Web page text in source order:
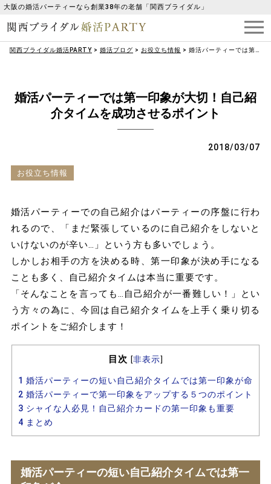
大阪の婚活パーティーなら創業38年の老舗「関西ブライダル」
関西ブライダル婚活PARTY > 婚活ブログ > お役立ち情報 > 婚活パーティーでは第一印象が大切！自己紹介タイムを成功させるポイント
婚活パーティーでは第一印象が大切！自己紹
介タイムを成功させるポイント
お役立ち情報
2018/03/07
婚活パーティーでの自己紹介はパーティーの序盤に行わ
れるので、「まだ緊張しているのに自己紹介をしないと
いけないのが辛い…」という方も多いでしょう。
しかしお相手の方を決める時、第一印象が決め手になる
ことも多く、自己紹介タイムは本当に重要です。
「そんなことを言っても…自己紹介が一番難しい！」とい
う方々の為に、今回は自己紹介タイムを上手く乗り切る
ポイントをご紹介します！
目次 [非表示]
1 婚活パーティーの短い自己紹介タイムでは第一印象が命
2 婚活パーティーで第一印象をアップする５つのポイント
3 シャイな人必見！自己紹介カードの第一印象も重要
4 まとめ
婚活パーティーの短い自己紹介タイムでは第一